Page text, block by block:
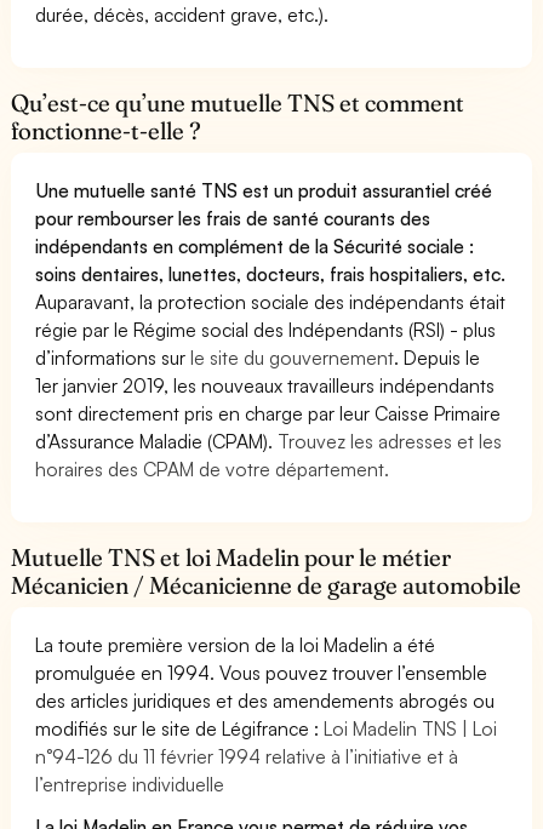
durée, décès, accident grave, etc.).
Qu’est-ce qu’une mutuelle TNS et comment
fonctionne-t-elle ?
Une mutuelle santé TNS est un produit assurantiel créé
pour rembourser les frais de santé courants des
indépendants en complément de la Sécurité sociale :
soins dentaires, lunettes, docteurs, frais hospitaliers, etc.
Auparavant, la protection sociale des indépendants était
régie par le Régime social des Indépendants (RSI) - plus
d’informations surle site du gouvernement. Depuis le
1er janvier 2019, les nouveaux travailleurs indépendants
sont directement pris en charge par leur Caisse Primaire
d’Assurance Maladie (CPAM). Trouvez les adresses et les
horaires des CPAM de votre département.
Mutuelle TNS et loi Madelin pour le métier
Mécanicien / Mécanicienne de garage automobile
La toute première version de la loi Madelin a été
promulguée en 1994. Vous pouvez trouver l’ensemble
des articles juridiques et des amendements abrogés ou
modifiés sur le site de Légifrance :Loi Madelin TNS | Loi
n°94-126 du 11 février 1994 relative à l’initiative et à
l’entreprise individuelle